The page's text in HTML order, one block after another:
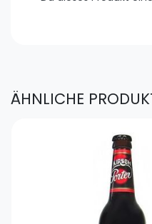
ÄHNLICHE